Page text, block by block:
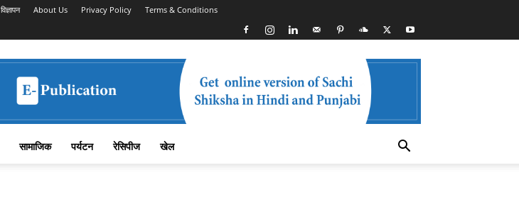
विज्ञापन About Us Privacy Policy Terms & Conditions
सामाजिक पर्यटन रेसिपीज खेल